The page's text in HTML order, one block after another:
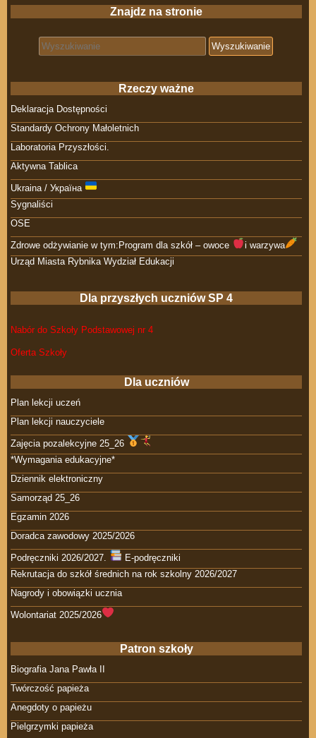
Znajdz na stronie
Search for:
Rzeczy ważne
Deklaracja Dostępności
Standardy Ochrony Małoletnich
Laboratoria Przyszłości.
Aktywna Tablica
Ukraina / Україна
Sygnaliści
OSE
Zdrowe odżywianie w tym:Program dla szkół – owoce
i warzywa
Urząd Miasta Rybnika Wydział Edukacji
Dla przyszłych uczniów SP 4
Nabór do Szkoły Podstawowej nr 4
Oferta Szkoły
Dla uczniów
Plan lekcji uczeń
Plan lekcji nauczyciele
Zajęcia pozalekcyjne 25_26
*Wymagania edukacyjne*
Dziennik elektroniczny
Samorząd 25_26
Egzamin 2026
Doradca zawodowy 2025/2026
Podręczniki 2026/2027.
E-podręczniki
Rekrutacja do szkół średnich na rok szkolny 2026/2027
Nagrody i obowiązki ucznia
Wolontariat 2025/2026
Patron szkoły
Biografia Jana Pawła II
Twórczość papieża
Anegdoty o papieżu
Pielgrzymki papieża